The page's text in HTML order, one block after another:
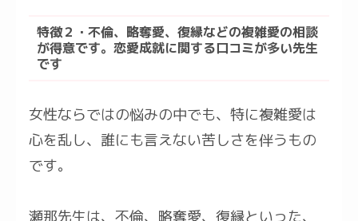
特徴２・不倫、略奪愛、復縁などの複雑愛の相談
が得意です。恋愛成就に関する口コミが多い先生
です
女性ならではの悩みの中でも、特に複雑愛は
心を乱し、誰にも言えない苦しさを伴うもの
です。
瀬那先生は、不倫、略奪愛、復縁といった、